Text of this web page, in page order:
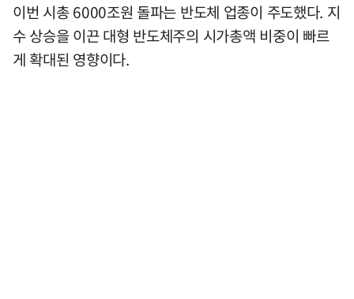
이번 시총 6000조원 돌파는 반도체 업종이 주도했다. 지
수 상승을 이끈 대형 반도체주의 시가총액 비중이 빠르
게 확대된 영향이다.